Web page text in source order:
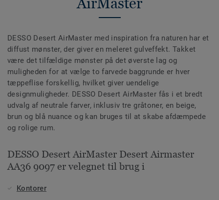
DESSO Desert AirMaster med inspiration fra naturen har et
diffust mønster, der giver en meleret gulveffekt. Takket
være det tilfældige mønster på det øverste lag og
muligheden for at vælge to farvede baggrunde er hver
tæppeflise forskellig, hvilket giver uendelige
designmuligheder. DESSO Desert AirMaster fås i et bredt
udvalg af neutrale farver, inklusiv tre gråtoner, en beige,
brun og blå nuance og kan bruges til at skabe afdæmpede
og rolige rum.
DESSO Desert AirMaster Desert Airmaster
AA36 9097 er velegnet til brug i
Kontorer